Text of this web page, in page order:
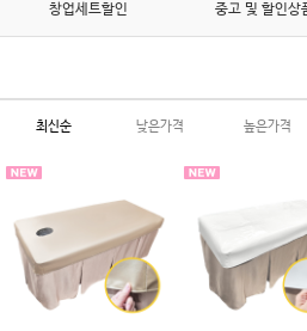
창업세트할인 중고 및 할인상
최신순 낮은가격 높은가격